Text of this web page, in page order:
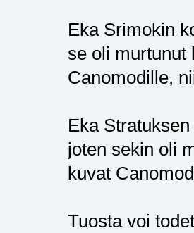
Eka Srimokin
se oli murtunut
Canomodille,
Eka
joten sekin oli
kuvat
Tuosta voi